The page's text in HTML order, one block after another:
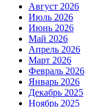
Август 2026
Июль 2026
Июнь 2026
Май 2026
Апрель 2026
Март 2026
Февраль 2026
Январь 2026
Декабрь 2025
Ноябрь 2025